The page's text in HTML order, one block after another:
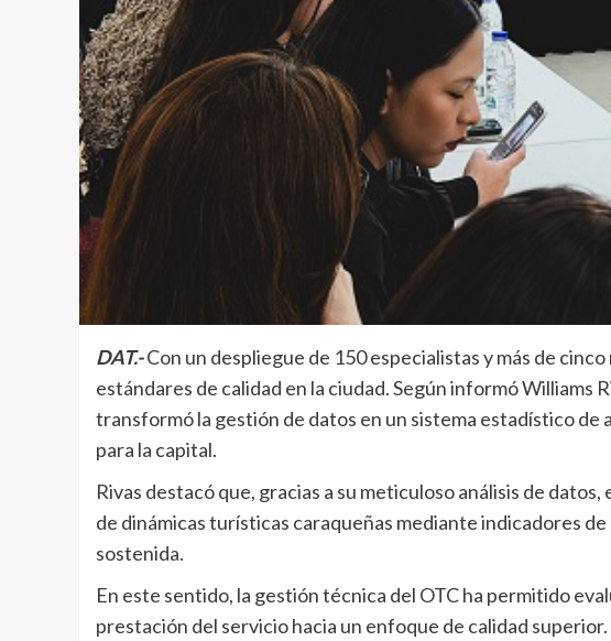
DAT.-Con un despliegue de 150 especialistas y más de
estándares de calidad en la ciudad. Según informó Williams
transformó la gestión de datos en un sistema estadístico
para la capital.
Rivas destacó que, gracias a su meticuloso análisis de
de dinámicas turísticas caraqueñas mediante indicadores
sostenida.
En este sentido, la gestión técnica del OTC ha permitido
prestación del servicio hacia un enfoque de calidad